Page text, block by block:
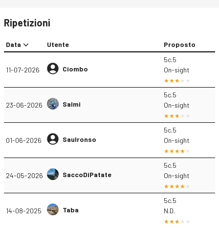
Ripetizioni
Data Utente Proposto
11-07-2026 Ciombo
5c.5
On-sight
23-06-2026 Salmi
5c.5
On-sight
01-06-2026 Saulronso
5c.5
On-sight
24-05-2026 SaccoDiPatate
5c.5
On-sight
14-08-2025 Taba
5c.5
N.D.